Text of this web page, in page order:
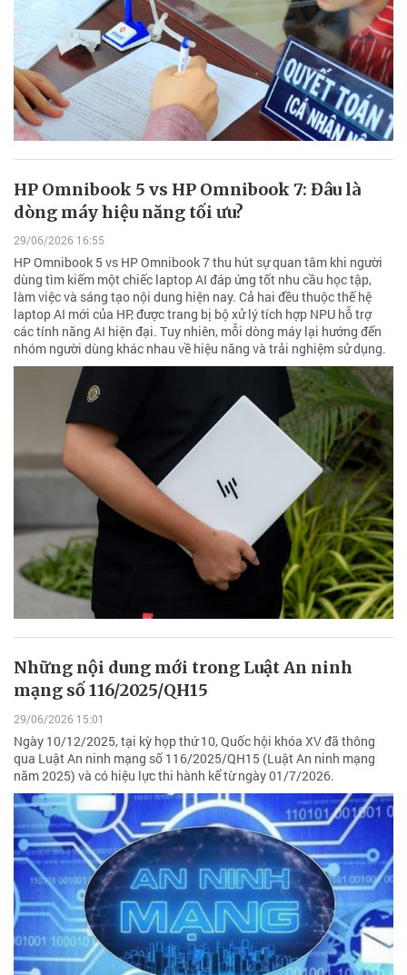
HP Omnibook 5 vs HP Omnibook 7: Đâu là
dòng máy hiệu năng tối ưu?
29/06/2026 16:55
HP Omnibook 5 vs HP Omnibook 7 thu hút sự quan tâm khi người
dùng tìm kiếm một chiếc laptop AI đáp ứng tốt nhu cầu học tập,
làm việc và sáng tạo nội dung hiện nay. Cả hai đều thuộc thế hệ
laptop AI mới của HP, được trang bị bộ xử lý tích hợp NPU hỗ trợ
các tính năng AI hiện đại. Tuy nhiên, mỗi dòng máy lại hướng đến
nhóm người dùng khác nhau về hiệu năng và trải nghiệm sử dụng.
Những nội dung mới trong Luật An ninh
mạng số 116/2025/QH15
29/06/2026 15:01
Ngày 10/12/2025, tại kỳ họp thứ 10, Quốc hội khóa XV đã thông
qua Luật An ninh mạng số 116/2025/QH15 (Luật An ninh mạng
năm 2025) và có hiệu lực thi hành kể từ ngày 01/7/2026.